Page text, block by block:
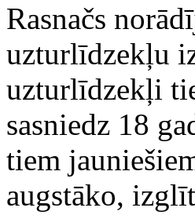
Rasnačs
uzturlīdzekļu
uzturlīdzekļi
sasniedz 18
tiem
augstāko,